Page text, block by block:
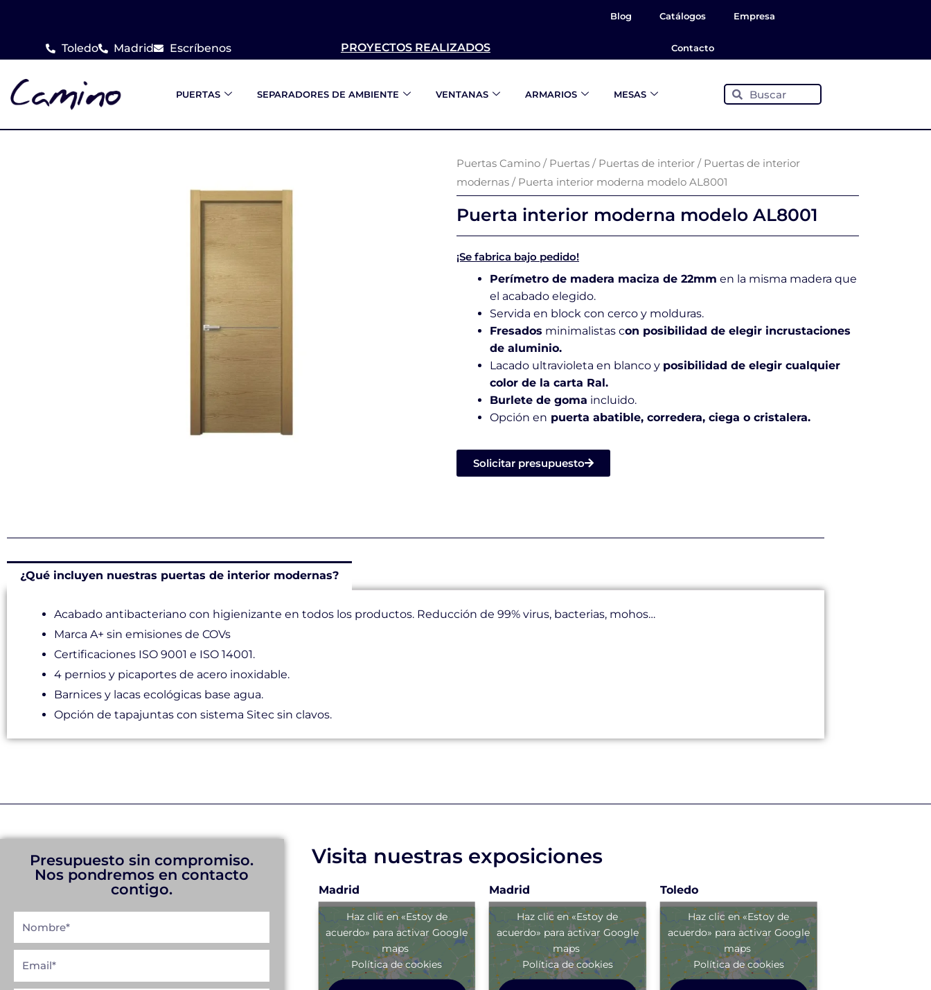
contenido Toledo Madrid Escríbenos PROYECTOS REALIZADOS
Blog Catálogos Empresa
Contacto
PUERTAS SEPARADORES DE AMBIENTE VENTANAS ARMARIOS MESAS BuscarBuscar
Puertas Camino/ Puertas/ Puertas de interior/ Puertas de interior
modernas/ Puerta interior moderna modelo AL8001
Puerta interior moderna modelo AL8001
¡Se fabrica bajo pedido!
Perímetro de madera maciza de 22mm en la misma madera que
el acabado elegido.
Servida en block con cerco y molduras.
Fresados minimalistas con posibilidad de elegir incrustaciones
de aluminio.
Lacado ultravioleta en blanco y posibilidad de elegir cualquier
color de la carta Ral.
Burlete de goma incluido.
Opción en puerta abatible, corredera, ciega o cristalera.
Solicitar presupuesto
¿Qué incluyen nuestras puertas de interior modernas?
Acabado antibacteriano con higienizante en todos los productos. Reducción de 99% virus, bacterias, mohos…
Marca A+ sin emisiones de COVs
Certificaciones ISO 9001 e ISO 14001.
4 pernios y picaportes de acero inoxidable.
Barnices y lacas ecológicas base agua.
Opción de tapajuntas con sistema Sitec sin clavos.
Presupuesto sin compromiso.
Nos pondremos en contacto
contigo.
Visita nuestras exposiciones
Madrid
Haz clic en «Estoy de
acuerdo» para activar Google
maps
Política de cookies
Madrid
Haz clic en «Estoy de
acuerdo» para activar Google
maps
Política de cookies
Toledo
Haz clic en «Estoy de
acuerdo» para activar Google
maps
Política de cookies